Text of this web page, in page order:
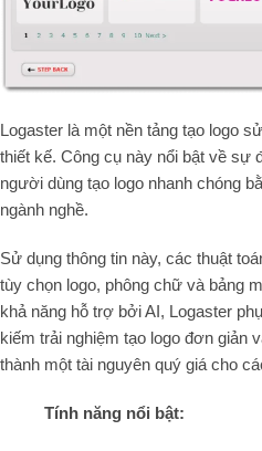
Logaster là một nền tảng tạo logo
thiết kế. Công cụ này nổi bật về sự
người dùng tạo logo nhanh chóng
ngành nghề.
Sử dụng thông tin này, các thuật
tùy chọn logo, phông chữ và bảng
khả năng hỗ trợ bởi AI, Logaster
kiếm trải nghiệm tạo logo đơn giản
thành một tài nguyên quý giá cho
Tính năng nổi bật: